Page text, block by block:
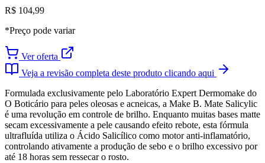
R$ 104,99
*Preço pode variar
Ver oferta
Veja a revisão completa deste produto clicando aqui
Formulada exclusivamente pelo Laboratório Expert Dermomake do
O Boticário para peles oleosas e acneicas, a Make B. Mate Salicylic
é uma revolução em controle de brilho. Enquanto muitas bases matte
secam excessivamente a pele causando efeito rebote, esta fórmula
ultrafluída utiliza o Ácido Salicílico como motor anti-inflamatório,
controlando ativamente a produção de sebo e o brilho excessivo por
até 18 horas sem ressecar o rosto.